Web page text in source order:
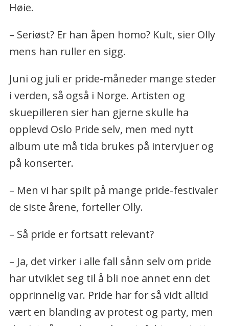
Høie.
– Seriøst? Er han åpen homo? Kult, sier Olly
mens han ruller en sigg.
Juni og juli er pride-måneder mange steder
i verden, så også i Norge. Artisten og
skuepilleren sier han gjerne skulle ha
opplevd Oslo Pride selv, men med nytt
album ute må tida brukes på intervjuer og
på konserter.
– Men vi har spilt på mange pride-festivaler
de siste årene, forteller Olly.
– Så pride er fortsatt relevant?
– Ja, det virker i alle fall sånn selv om pride
har utviklet seg til å bli noe annet enn det
opprinnelig var. Pride har for så vidt alltid
vært en blanding av protest og party, men